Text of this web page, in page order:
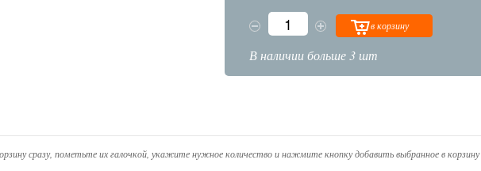
в корзину
В наличии больше 3 шт
сразу, пометьте их галочкой, укажите нужное количество и нажмите кнопку добавить выбранное в корзину